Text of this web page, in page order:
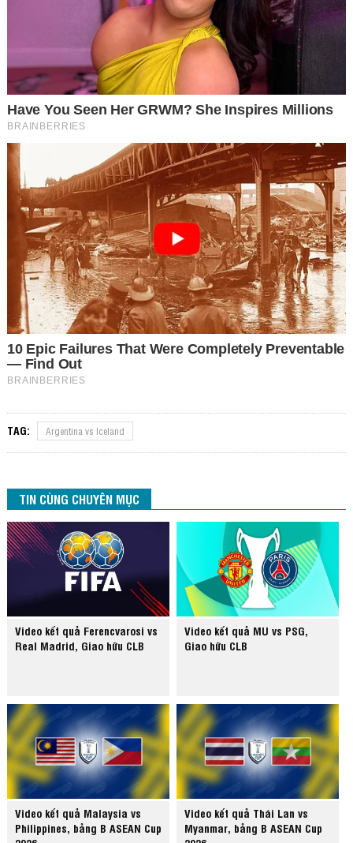
TAG: Argentina vs Iceland
TIN CÙNG CHUYÊN MỤC
Video kết quả Ferencvarosi vs
Real Madrid, Giao hữu CLB
Video kết quả MU vs PSG,
Giao hữu CLB
Video kết quả Malaysia vs
Philippines, bảng B ASEAN Cup
Video kết quả Thái Lan vs
Myanmar, bảng B ASEAN Cup